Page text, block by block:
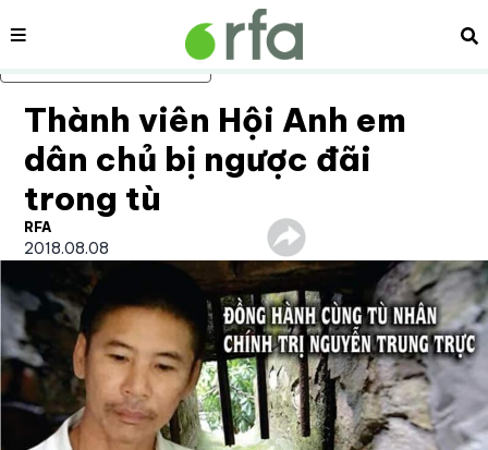
Bỏ qua nội dung chính
Nội dung
Thành viên Hội Anh em
dân chủ bị ngược đãi
trong tù
RFA
2018.08.08